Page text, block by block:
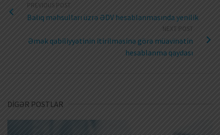
PREVIOUS POST
Balıq məhsulları üzrə ƏDV hesablanmasında yenilik
NEXT POST
Əmək qabiliyyətinin itirilməsinə görə müavinətin
hesablanma qaydası
DİGƏR POSTLAR